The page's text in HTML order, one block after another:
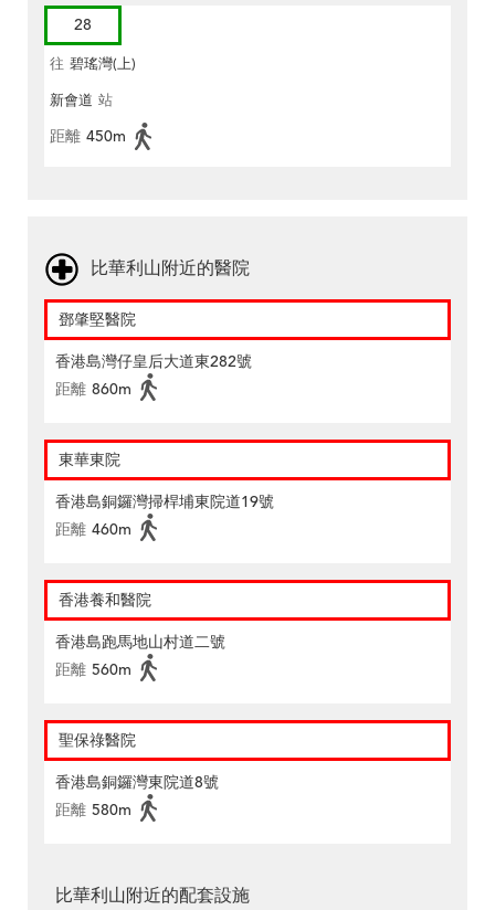
28
往 碧瑤灣(上)
新會道 站
距離 450m
比華利山附近的醫院
鄧肇堅醫院
香港島灣仔皇后大道東282號
距離 860m
東華東院
香港島銅鑼灣掃桿埔東院道19號
距離 460m
香港養和醫院
香港島跑馬地山村道二號
距離 560m
聖保祿醫院
香港島銅鑼灣東院道8號
距離 580m
比華利山附近的配套設施